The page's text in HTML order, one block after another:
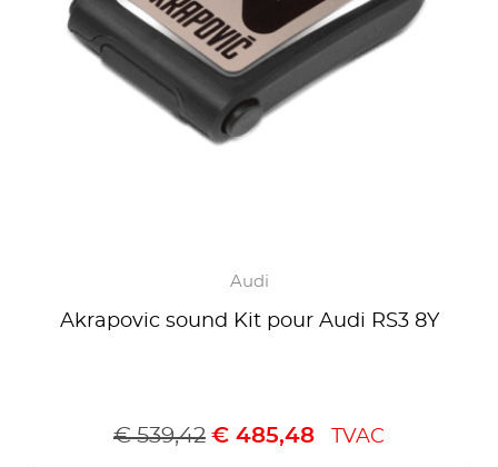
Audi
Akrapovic sound Kit pour Audi RS3 8Y
€539,42 € 485,48 TVAC